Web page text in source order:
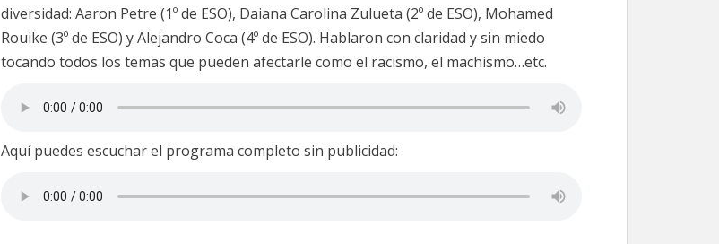
diversidad: Aaron Petre (1º de ESO), Daiana Carolina Zulueta (2º de ESO), Mohamed
Rouike (3º de ESO) y Alejandro Coca (4º de ESO). Hablaron con claridad y sin miedo
tocando todos los temas que pueden afectarle como el racismo, el machismo…etc.
Aquí puedes escuchar el programa completo sin publicidad: